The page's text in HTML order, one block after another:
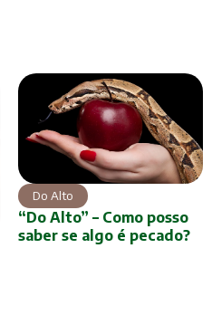
Do Alto
“Do Alto” – Como posso
saber se algo é pecado?